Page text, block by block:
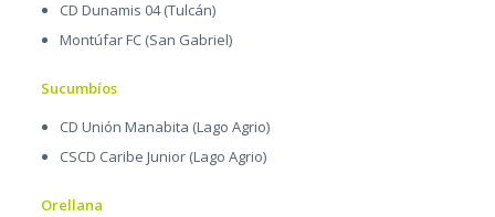
CD Dunamis 04 (Tulcán)
Montúfar FC (San Gabriel)
Sucumbíos
CD Unión Manabita (Lago Agrio)
CSCD Caribe Junior (Lago Agrio)
Orellana